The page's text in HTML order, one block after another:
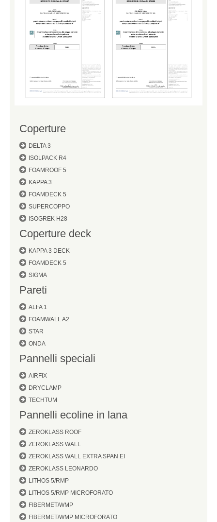
Coperture
DELTA 3
ISOLPACK R4
FOAMROOF 5
KAPPA 3
FOAMDECK 5
SUPERCOPPO
ISOGREK H28
Coperture deck
KAPPA 3 DECK
FOAMDECK 5
SIGMA
Pareti
ALFA 1
FOAMWALL A2
STAR
ONDA
Pannelli speciali
AIRFIX
DRYCLAMP
TECHTUM
Pannelli ecoline in lana
ZEROKLASS ROOF
ZEROKLASS WALL
ZEROKLASS WALL EXTRA SPAN EI
ZEROKLASS LEONARDO
LITHOS 5/RMP
LITHOS 5/RMP MICROFORATO
FIBERMET/WMP
FIBERMET/WMP MICROFORATO